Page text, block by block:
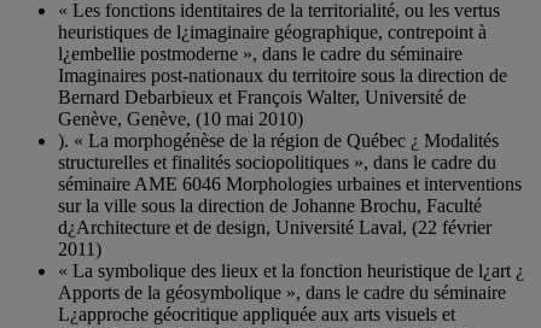
« Les fonctions identitaires de la territorialité, ou les vertus
heuristiques de l¿imaginaire géographique, contrepoint à
l¿embellie postmoderne », dans le cadre du séminaire
Imaginaires post-nationaux du territoire sous la direction de
Bernard Debarbieux et François Walter, Université de
Genève, Genève, (10 mai 2010)
). « La morphogénèse de la région de Québec ¿ Modalités
structurelles et finalités sociopolitiques », dans le cadre du
séminaire AME 6046 Morphologies urbaines et interventions
sur la ville sous la direction de Johanne Brochu, Faculté
d¿Architecture et de design, Université Laval, (22 février
2011)
« La symbolique des lieux et la fonction heuristique de l¿art ¿
Apports de la géosymbolique », dans le cadre du séminaire
L¿approche géocritique appliquée aux arts visuels et